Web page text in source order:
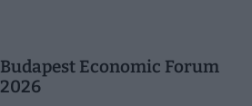
Budapest Economic Forum
2026